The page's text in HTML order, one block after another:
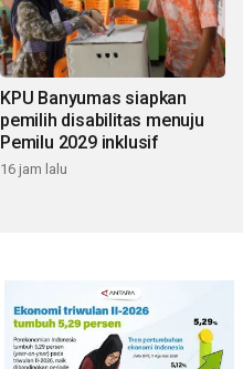
KPU Banyumas siapkan
pemilih disabilitas menuju
Pemilu 2029 inklusif
16 jam lalu